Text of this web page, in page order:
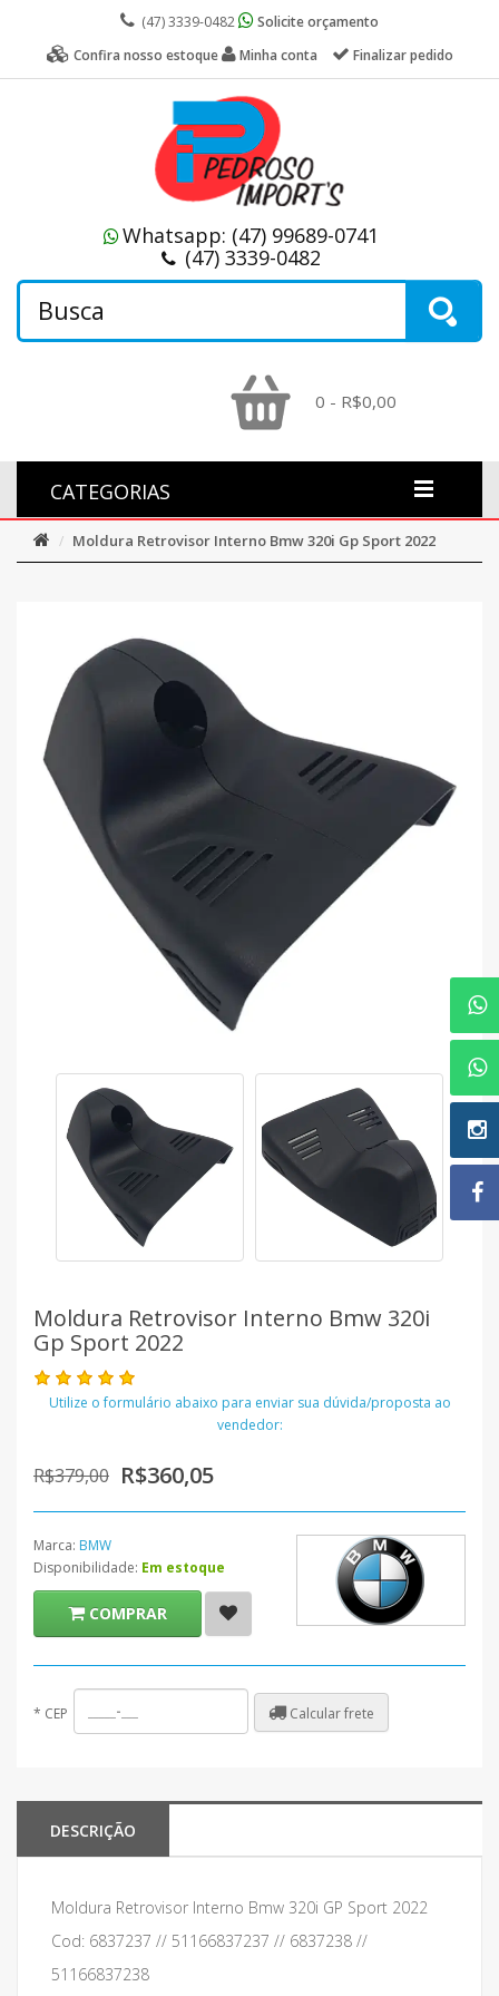
(47) 3339-0482
Solicite orçamento
Confira nosso estoque
Minha conta Finalizar pedido
Whatsapp: (47) 99689-0741
(47) 3339-0482
0 - R$0,00
CATEGORIAS
Moldura Retrovisor Interno Bmw 320i Gp Sport 2022
Moldura Retrovisor Interno Bmw 320i
Gp Sport 2022
Utilize o formulário abaixo para enviar sua dúvida/proposta ao
vendedor:
R$379,00 R$360,05
Marca: BMW
Disponibilidade: Em estoque
COMPRAR
* CEP Calcular frete
DESCRIÇÃO
Moldura Retrovisor Interno Bmw 320i GP Sport 2022
Cod: 6837237 // 51166837237 // 6837238 //
51166837238